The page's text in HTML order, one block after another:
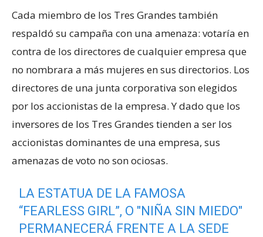
Cada miembro de los Tres Grandes también
respaldó su campaña con una amenaza: votaría en
contra de los directores de cualquier empresa que
no nombrara a más mujeres en sus directorios. Los
directores de una junta corporativa son elegidos
por los accionistas de la empresa. Y dado que los
inversores de los Tres Grandes tienden a ser los
accionistas dominantes de una empresa, sus
amenazas de voto no son ociosas.
LA ESTATUA DE LA FAMOSA
“FEARLESS GIRL”, O "NIÑA SIN MIEDO"
PERMANECERÁ FRENTE A LA SEDE